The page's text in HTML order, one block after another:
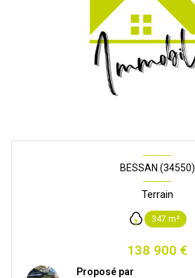
BESSAN (34550)
Terrain
347 m²
138 900 €
Proposé par